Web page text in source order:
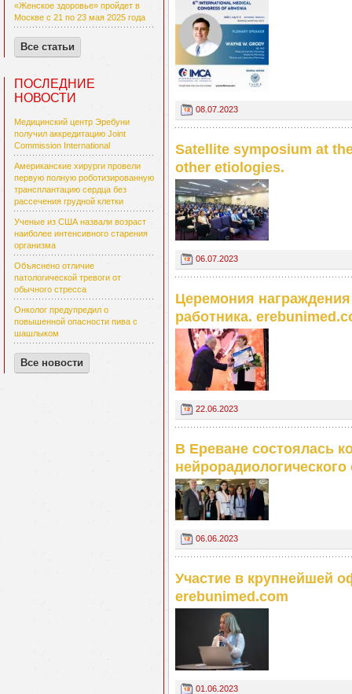
«Женское здоровье» пройдет в
Москве с 21 по 23 мая 2025 года
Все статьи
ПОСЛЕДНИЕ
НОВОСТИ
Медицинский центр Эребуни
получил аккредитацию Joint
Commission International
Американские хирурги провели
первую полную роботизированную
трансплантацию сердца без
рассечения грудной клетки
Ученые из США назвали возраст
наиболее интенсивного старения
организма
Объяснено отличие
патологической тревоги от
обычного стресса
Онколог предупредил о
повышенной опасности пива с
шашлыком
Все новости
08.07.2023
Satellite symposium at
other etiologies.
06.07.2023
Церемония
работника.
22.06.2023
В Ереване состоялась
06.06.2023
Участие в крупнейшей
erebunimed.com
01.06.2023